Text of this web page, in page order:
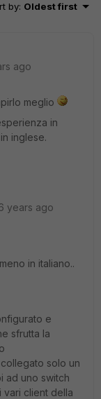
by: Oldest first
ago
meglio
in
inglese.
years ago
in italiano..
e
sfrutta la
solo un
ad uno switch
vari client della